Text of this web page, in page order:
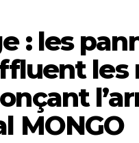
: les
les
MONGO